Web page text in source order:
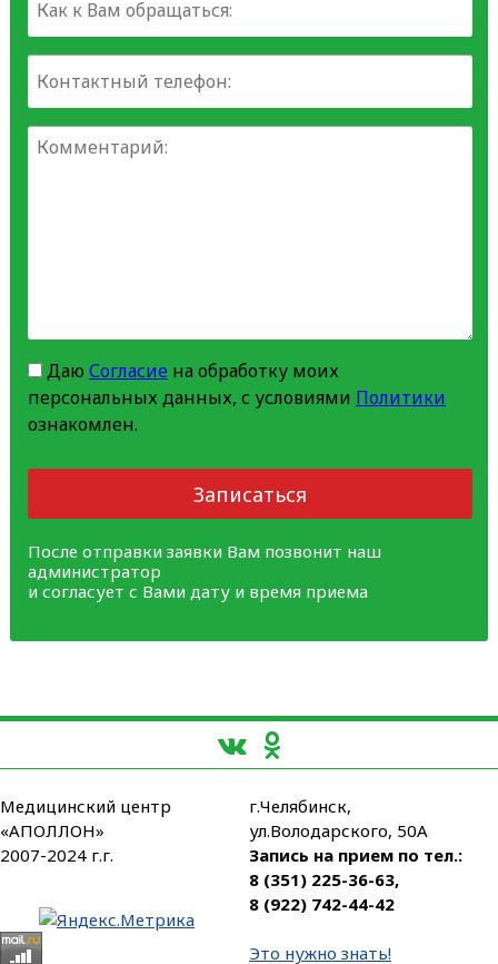
Даю Согласиена обработку моих
персональных данных, с условиями Политики
ознакомлен.
Записаться
После отправки заявки Вам позвонит наш
администратор
и согласует с Вами дату и время приема
Медицинский центр
«АПОЛЛОН»
2007-2024 г.г.
г.Челябинск,
ул.Володарского, 50А
Запись на прием по тел.:
8 (351) 225-36-63,
8 (922) 742-44-42
Это нужно знать!